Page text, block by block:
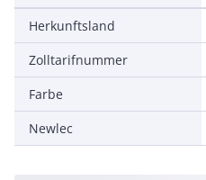
Herkunftsland
Zolltarifnummer
Farbe
Newlec